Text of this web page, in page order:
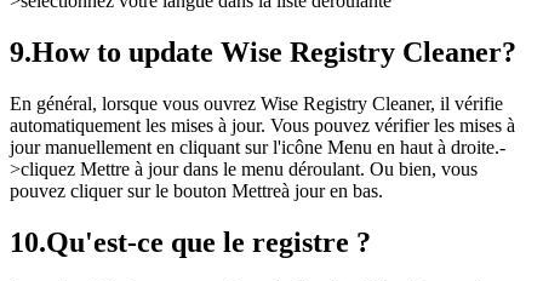
9.How to update Wise Registry Cleaner?
En général, lorsque vous ouvrez Wise Registry Cleaner, il vérifie
automatiquement les mises à jour. Vous pouvez vérifier les mises à
jour manuellement en cliquant sur l'icône Menu en haut à droite.-
>cliquez Mettre à jour dans le menu déroulant. Ou bien, vous
pouvez cliquer sur le bouton Mettreà jour en bas.
10.Qu'est-ce que le registre ?